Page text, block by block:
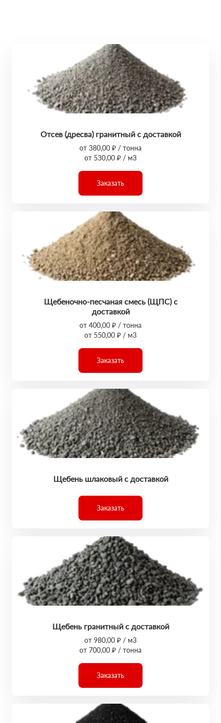
Отсев (дресва) гранитный с доставкой
от 380,00 ₽ / тонна
от 530,00 ₽ / м3
Заказать
Щебеночно-песчаная смесь (ЩПС) с
доставкой
от 400,00 ₽ / тонна
от 550,00 ₽ / м3
Заказать
Щебень шлаковый с доставкой
Заказать
Щебень гранитный с доставкой
от 980,00 ₽ / м3
от 700,00 ₽ / тонна
Заказать